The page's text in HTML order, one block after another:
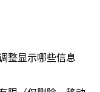
整显示哪些信息